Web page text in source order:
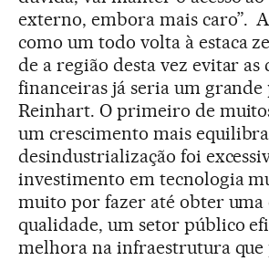
externo, embora mais caro”.
como um todo volta à estaca
de a região desta vez evitar as
financeiras já seria um grande
Reinhart. O primeiro de
um crescimento mais
desindustrialização foi
investimento em tecnologia
muito por fazer até obter uma
qualidade, um setor público
melhora na infraestrutura que